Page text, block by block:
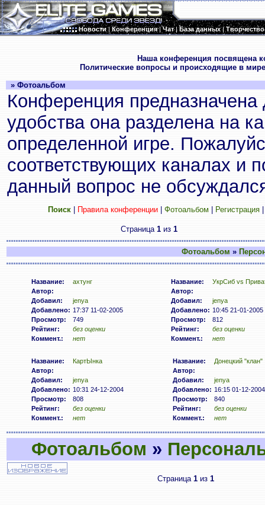
Новости|Конференция|Чат|База данных|Творчество
Наша конференция посвящена
Политические вопросы и происходящие в
» Фотоальбом
Конференция
удобства она разделена на
определенной игре.
соответствующих каналах и
данный вопрос не
Поиск| Правила конференции| Фотоальбом Регистрация
Страница 1 из 1
Фотоальбом »
Название:
ахтунг
Автор:
Добавил:
jenya
Добавлено: 17:37 11-02-2005
Просмотр:
749
Рейтинг:
без оценки
Коммент.:
нет
Название:
УкрСиб vs
Автор:
Добавил:
jenya
Добавлено: 10:45 21-01-2005
Просмотр:
812
Рейтинг:
без оценки
Коммент.:
нет
Название:
КартЫнка
Автор:
Добавил:
jenya
Добавлено: 10:31 24-12-2004
Просмотр:
808
Рейтинг:
без оценки
Коммент.:
нет
Название:
Донецкий "клан"
Автор:
Добавил:
jenya
Добавлено: 16:15 01-12-2004
Просмотр:
840
Рейтинг:
без оценки
Коммент.:
нет
Фотоальбом »
Страница 1 из 1